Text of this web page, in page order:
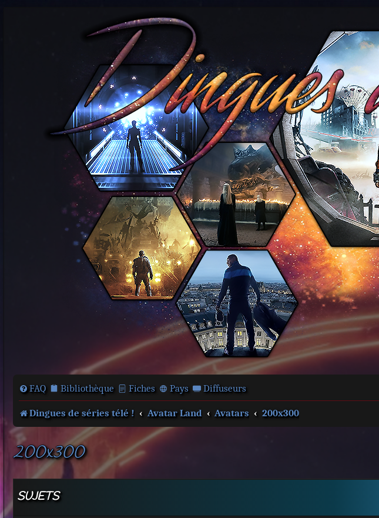
FAQ Bibliothèque Fiches Pays Diffuseurs
Dingues de séries télé ! Avatar Land Avatars 200x300
200x300
SUJETS